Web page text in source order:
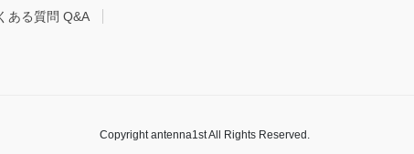
ある質問 Q&A
Copyright antenna1st All Rights Reserved.